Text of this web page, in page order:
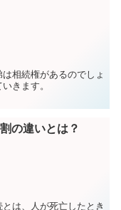
相続権があるのでしょ
きます。
の違いとは？
は、人が死亡したとき